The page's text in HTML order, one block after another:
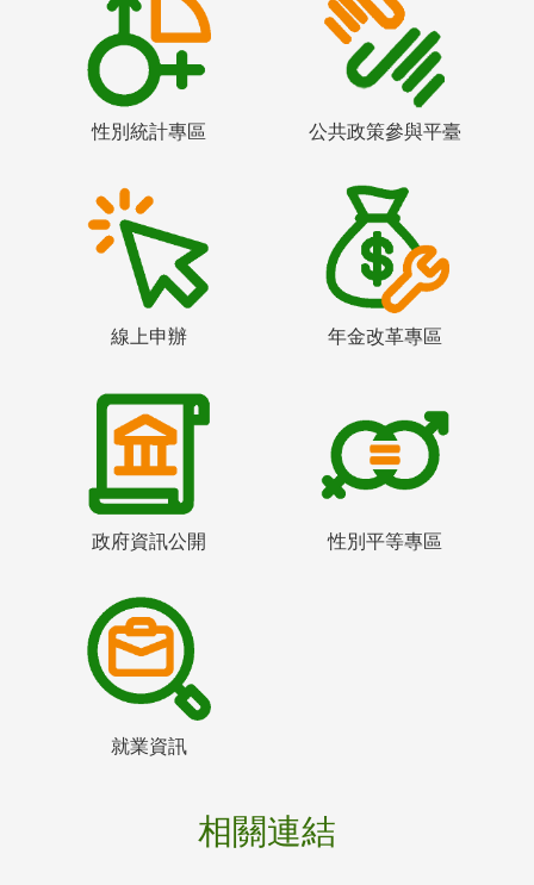
性別統計專區 公共政策參與平臺
線上申辦 年金改革專區
政府資訊公開 性別平等專區
就業資訊
相關連結